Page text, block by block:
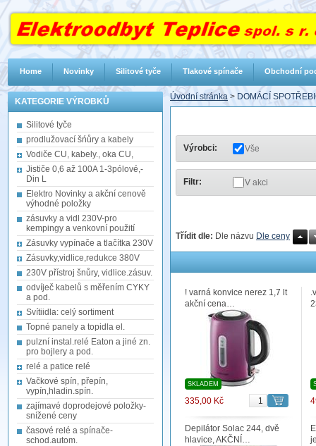
KATEGORIE VÝROBKŮ
Silitové tyče
prodlužovací šńůry a kabely
Vodiče CU, kabely., oka CU,
Jističe 0,6 až 100A 1-3pólové,-
Din L
Elektro Novinky a akční cenově
výhodné položky
zásuvky a vidl 230V-pro
kempingy a venkovní použití
Zásuvky vypínače a tlačítka 230V
Zásuvky,vidlice,redukce 380V
230V přístroj šnůry, vidlice.zásuv.
odvíječ kabelů s měřením CYKY
a pod.
Svítiidla: celý sortiment
Topné panely a topidla el.
pulzní instal.relé Eaton a jiné zn.
pro bojlery a pod.
relé a patice relé
Vačkové spín, přepín,
vypín,hladin.spín.
zajímavé doprodejové položky-
snížené ceny
časové relé a spínače-
schod.autom.
Úvodní stránka > DOMÁCÍ
Výrobci: Vše
Filtr: V akci
Třídit dle: Dle názvu Dle ceny
! varná konvice nerez 1,7 lt
akční cena…
SKLADEM
335,00 Kč
Depilátor Solac 244, dvě
hlavice, AKČNÍ…
Home Novinky Silitové tyče Tlakové spínače Obchodní